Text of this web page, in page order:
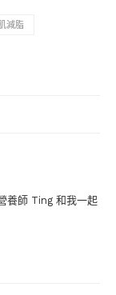
減脂
養師 Ting 和我一起